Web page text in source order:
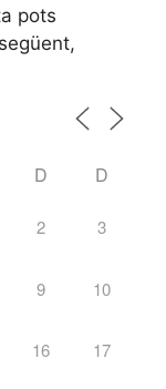
pots
D D
2 3
9 10
16 17